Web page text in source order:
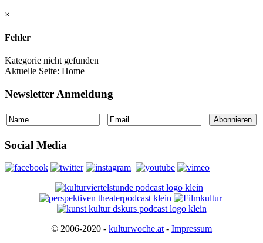
×
Fehler
Kategorie nicht gefunden
Aktuelle Seite: Home
Newsletter Anmeldung
Social Media
© 2006-2020 - kulturwoche.at - Impressum